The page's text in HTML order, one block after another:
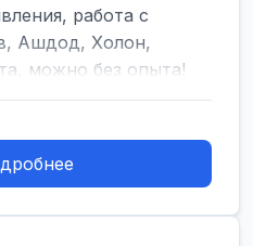
работа с
Ашдод, Холон,
можно без опыта!